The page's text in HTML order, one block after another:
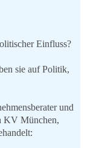
Einfluss?
sie auf Politik,
und
KV München,